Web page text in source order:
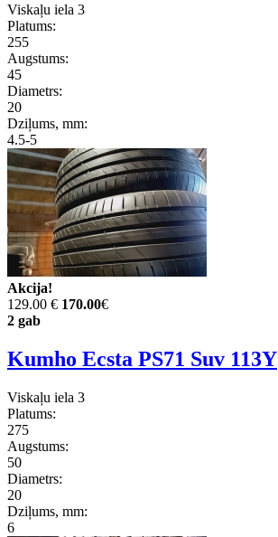
Viskaļu iela 3
Platums:
255
Augstums:
45
Diametrs:
20
Dziļums, mm:
4.5-5
Akcija!
129.00 € 170.00€
2 gab
Kumho Ecsta PS71 Suv 113Y
Viskaļu iela 3
Platums:
275
Augstums:
50
Diametrs:
20
Dziļums, mm:
6